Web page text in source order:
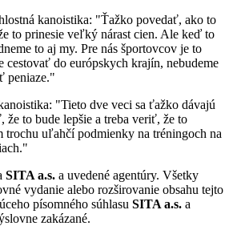
kanoistika: "Ťažko povedať, ako to
to prinesie veľký nárast cien. Ale keď to
to aj my. Pre nás športovcov je to
cestovať do európskych krajín, nebudeme
peniaze."
"Tieto dve veci sa ťažko dávajú
že to bude lepšie a treba veriť, že to
trochu uľahčí podmienky na tréningoch na
SITA a.s. a uvedené agentúry. Všetky
vydanie alebo rozširovanie obsahu tejto
písomného súhlasu SITA a.s. a
zakázané.